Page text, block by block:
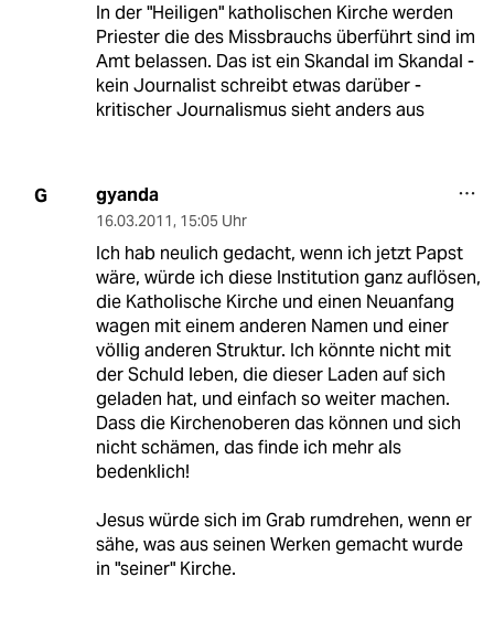
In der "Heiligen" katholischen Kirche werden
Priester die des Missbrauchs überführt sind im
Amt belassen. Das ist ein Skandal im Skandal -
kein Journalist schreibt etwas darüber -
kritischer Journalismus sieht anders aus
G gyanda
16.03.2011, 15:05 Uhr
Ich hab neulich gedacht, wenn ich jetzt Papst
wäre, würde ich diese Institution ganz auflösen,
die Katholische Kirche und einen Neuanfang
wagen mit einem anderen Namen und einer
völlig anderen Struktur. Ich könnte nicht mit
der Schuld leben, die dieser Laden auf sich
geladen hat, und einfach so weiter machen.
Dass die Kirchenoberen das können und sich
nicht schämen, das finde ich mehr als
bedenklich!
Jesus würde sich im Grab rumdrehen, wenn er
sähe, was aus seinen Werken gemacht wurde
in "seiner" Kirche.